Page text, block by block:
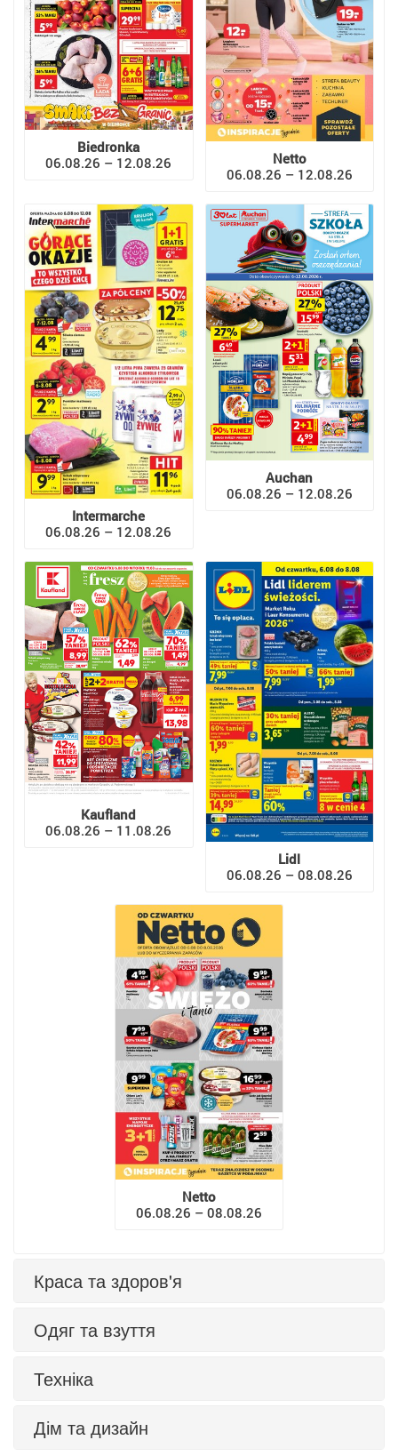
Biedronka
06.08.26 – 12.08.26
Netto
06.08.26 – 12.08.26
Intermarche
06.08.26 – 12.08.26
Auchan
06.08.26 – 12.08.26
Kaufland
06.08.26 – 11.08.26
Lidl
06.08.26 – 08.08.26
Netto
06.08.26 – 08.08.26
Краса та здоров'я
Одяг та взуття
Техніка
Дім та дизайн